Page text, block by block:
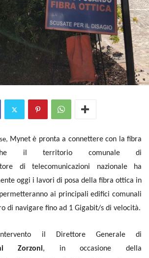
Mynetè pronta a connetterecon la fibra
il territorio comunale di
di telecomunicazioni nazionale ha
oggi i lavori di posa della fibra ottica in
anno ai principali edifici comunali
di navigare fino ad 1 Gigabit/s di velocità.
il Direttore Generale di
Zorzoni, in occasione della